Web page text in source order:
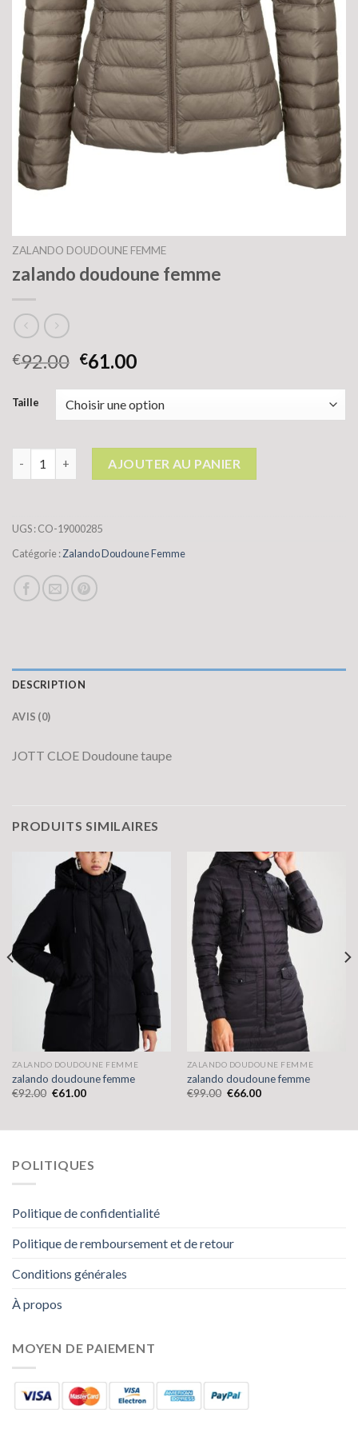
ZALANDO DOUDOUNE FEMME
zalando doudoune femme
€92.00 €61.00
Taille
AJOUTER AU PANIER
UGS :CO-19000285
Catégorie :Zalando Doudoune Femme
DESCRIPTION
AVIS (0)
JOTT CLOE Doudoune taupe
PRODUITS SIMILAIRES
ZALANDO DOUDOUNE FEMME
zalando doudoune femme
€92.00 €61.00
ZALANDO DOUDOUNE FEMME
zalando doudoune femme
€99.00 €66.00
POLITIQUES
Politique de confidentialité
Politique de remboursement et de retour
Conditions générales
À propos
MOYEN DE PAIEMENT